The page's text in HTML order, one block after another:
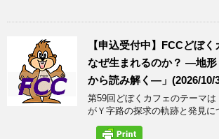
【申込受付中】FCCどぼ
なぜ生まれるのか？ ―地形
から読み解く―」(2026/10/
第59回どぼくカフェのテーマ
がＹ字路の探求の軌跡と発見に